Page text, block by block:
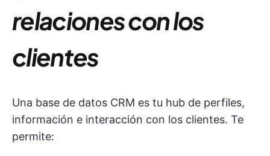
relaciones con los
clientes
Una base de datos CRM es tu hub de perfiles,
información e interacción con los clientes. Te
permite: